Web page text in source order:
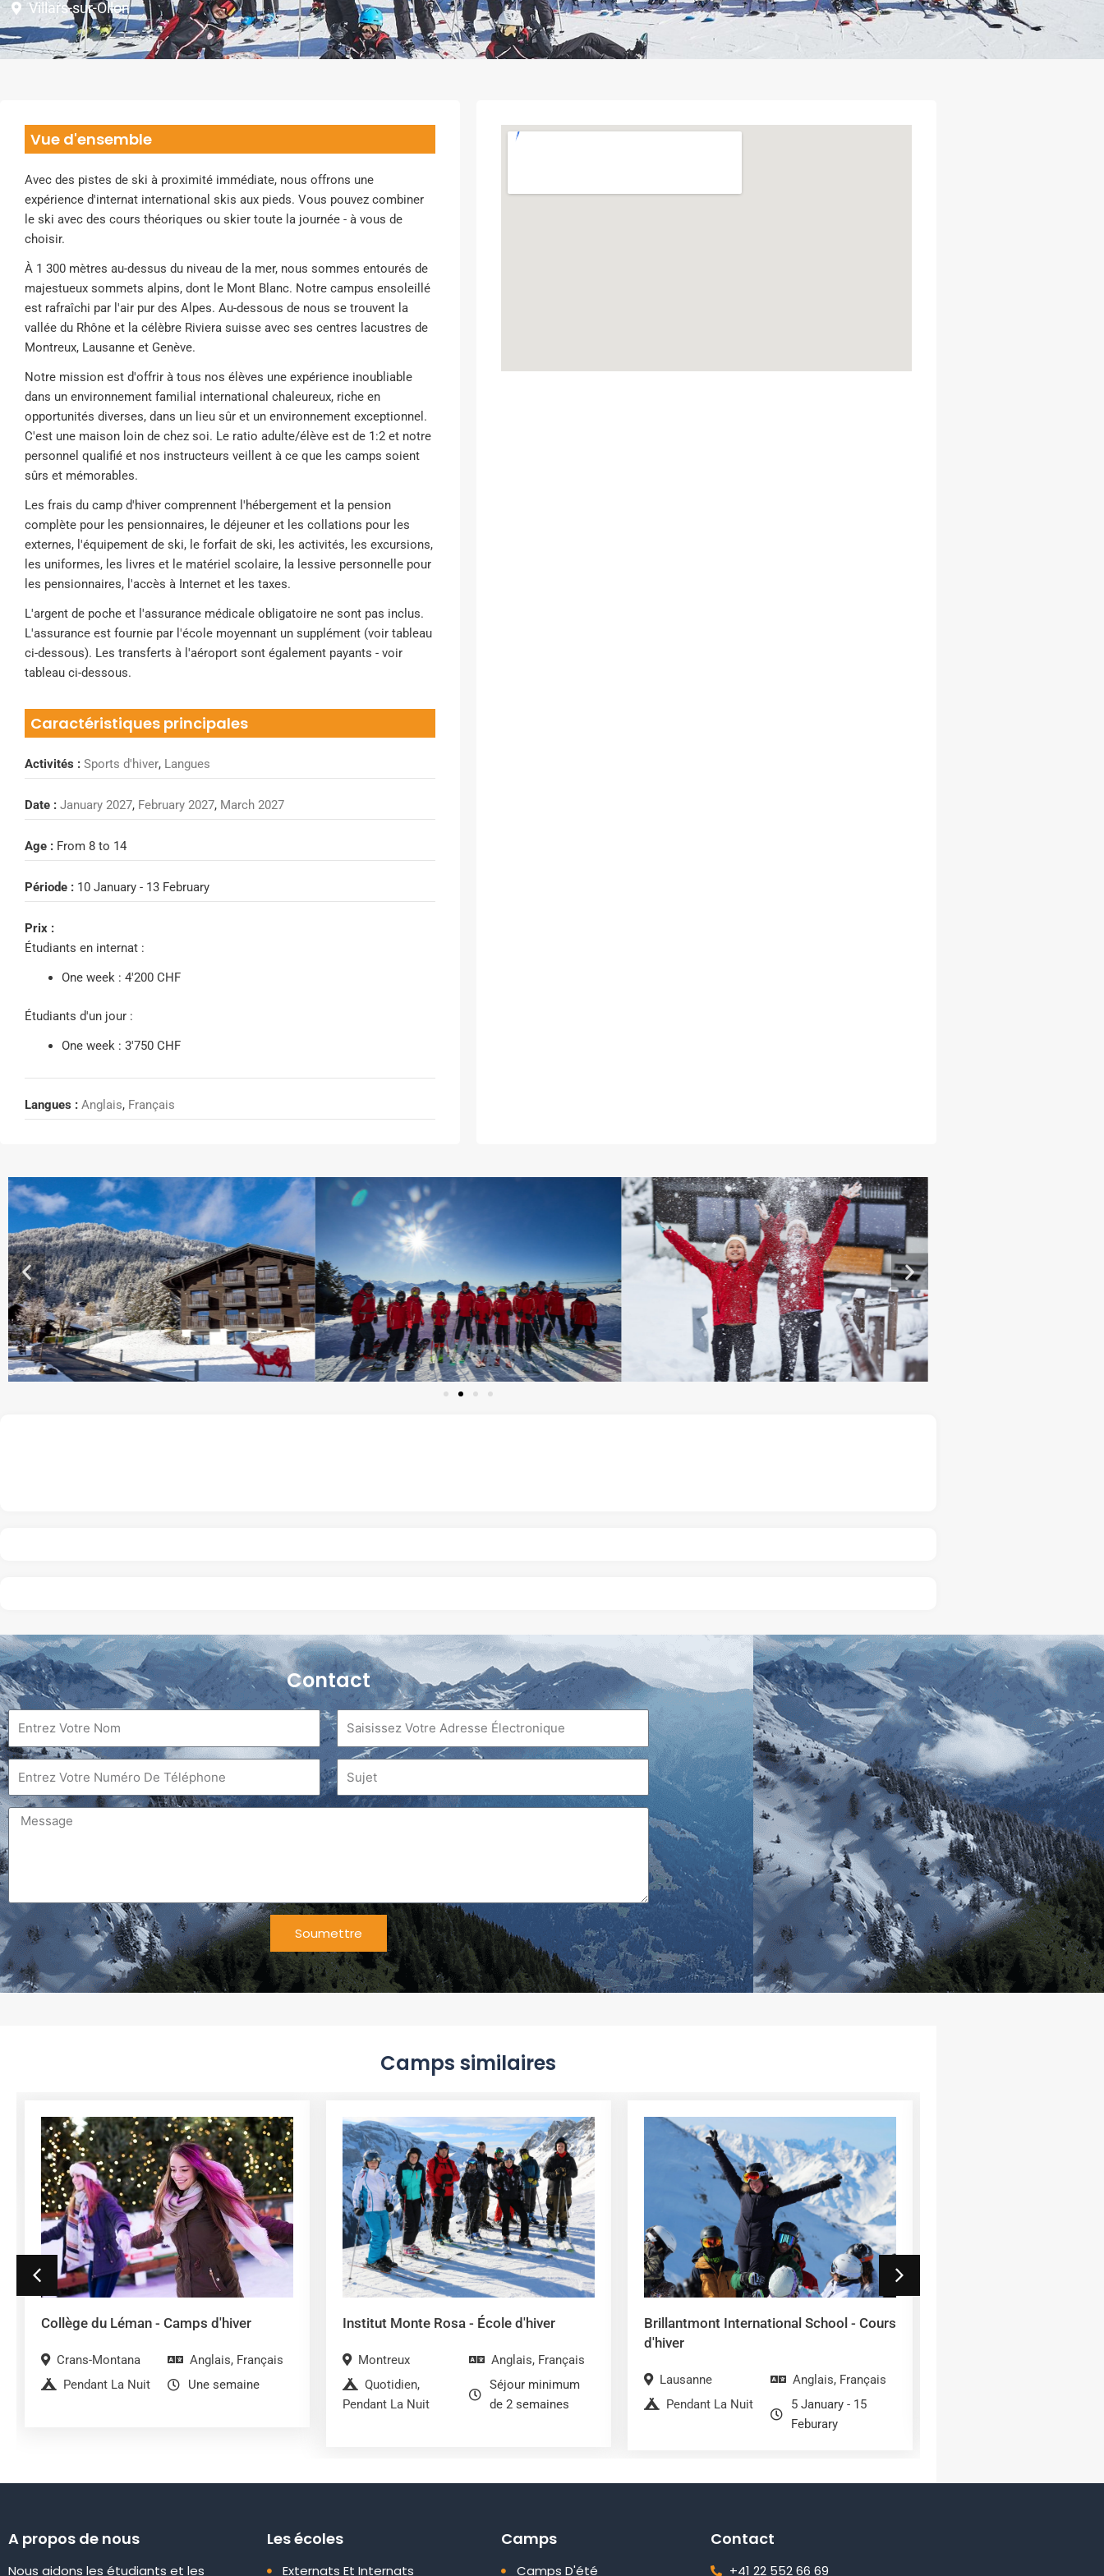
Villars-sur-Ollon
Vue d'ensemble
Avec des pistes de ski à proximité immédiate, nous offrons une
expérience d'internat international skis aux pieds. Vous pouvez combiner
le ski avec des cours théoriques ou skier toute la journée - à vous de
choisir.
À 1 300 mètres au-dessus du niveau de la mer, nous sommes entourés de
majestueux sommets alpins, dont le Mont Blanc. Notre campus ensoleillé
est rafraîchi par l'air pur des Alpes. Au-dessous de nous se trouvent la
vallée du Rhône et la célèbre Riviera suisse avec ses centres lacustres de
Montreux, Lausanne et Genève.
Notre mission est d'offrir à tous nos élèves une expérience inoubliable
dans un environnement familial international chaleureux, riche en
opportunités diverses, dans un lieu sûr et un environnement exceptionnel.
C'est une maison loin de chez soi. Le ratio adulte/élève est de 1:2 et notre
personnel qualifié et nos instructeurs veillent à ce que les camps soient
sûrs et mémorables.
Les frais du camp d'hiver comprennent l'hébergement et la pension
complète pour les pensionnaires, le déjeuner et les collations pour les
externes, l'équipement de ski, le forfait de ski, les activités, les excursions,
les uniformes, les livres et le matériel scolaire, la lessive personnelle pour
les pensionnaires, l'accès à Internet et les taxes.
L'argent de poche et l'assurance médicale obligatoire ne sont pas inclus.
L'assurance est fournie par l'école moyennant un supplément (voir tableau
ci-dessous). Les transferts à l'aéroport sont également payants - voir
tableau ci-dessous.
Caractéristiques principales
Activités : Sports d'hiver, Langues
Date : January 2027, February 2027, March 2027
Age : From 8 to 14
Période : 10 January - 13 February
Prix :
Étudiants en internat :
One week : 4'200 CHF
Étudiants d'un jour :
One week : 3'750 CHF
Langues : Anglais, Français
Contact
Nom Courriel
Téléphone Sujet
Message
Soumettre
Alternative
:
Camps similaires
Collège du Léman - Camps d'hiver
Crans-Montana Anglais, Français
Pendant La Nuit
Une semaine
Institut Monte Rosa - École d'hiver
Montreux Anglais, Français
Quotidien,
Pendant La Nuit
Séjour minimum
de 2 semaines
Brillantmont International School - Cours
d'hiver
Lausanne Anglais, Français
Pendant La Nuit
5 January - 15
Feburary
A propos de nous
Nous aidons les étudiants et les
Les écoles
Externats Et Internats
Camps
Camps D'été
Contact
+41 22 552 66 69